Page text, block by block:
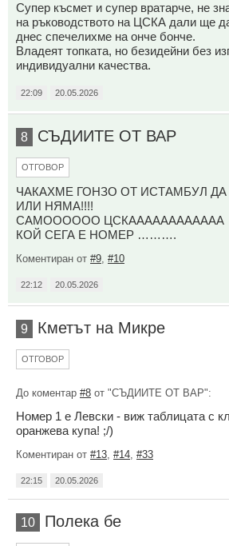
Супер късмет и супер вратарче, не
на ръководството на ЦСКА дали ще
днес спечелихме на онче бонче.
Владеят топката, но безидейни без
индивидуални качества.
22:09 20.05.2026
8 СЪДИИТЕ ОТ ВАР
ОТГОВОР
ЧАКАХМЕ ГОНЗО ОТ ИСТАМБУЛ
ИЛИ НЯМА!!!!
САМОООООО ЦСКАААААААААААА
КОЙ СЕГА Е НОМЕР ……….
Коментиран от #9, #10
22:12 20.05.2026
9 Кметът на Микре
ОТГОВОР
До коментар #8 от "СЪДИИТЕ ОТ ВАР":
Номер 1 е Левски - виж таблицата с
оранжева купа! ;/)
Коментиран от #13, #14, #33
22:15 20.05.2026
10 Полека бе